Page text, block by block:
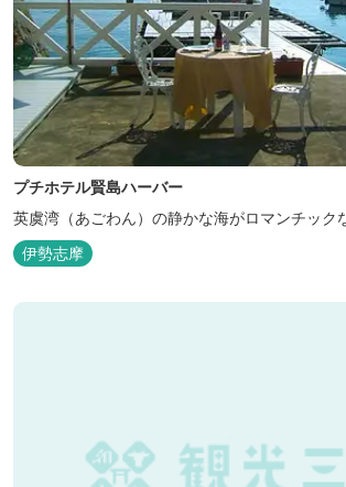
プチホテル賢島ハーバー
英虞湾（あごわん）の静かな海がロマンチック
伊勢志摩